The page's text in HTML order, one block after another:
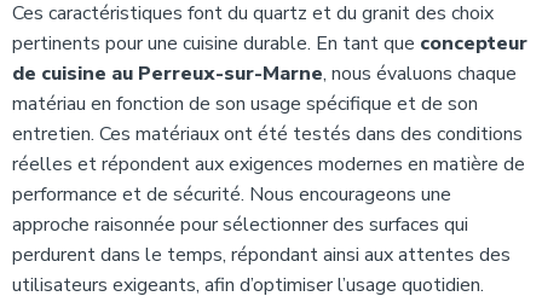
Ces caractéristiques font du quartz et du granit des choix
pertinents pour une cuisine durable. En tant que concepteur
de cuisine au Perreux-sur-Marne, nous évaluons chaque
matériau en fonction de son usage spécifique et de son
entretien. Ces matériaux ont été testés dans des conditions
réelles et répondent aux exigences modernes en matière de
performance et de sécurité. Nous encourageons une
approche raisonnée pour sélectionner des surfaces qui
perdurent dans le temps, répondant ainsi aux attentes des
utilisateurs exigeants, afin d’optimiser l’usage quotidien.